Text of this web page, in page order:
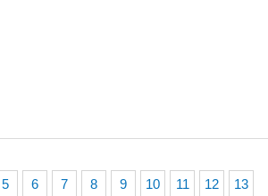
5 6 7 8 9 10 11 12 13